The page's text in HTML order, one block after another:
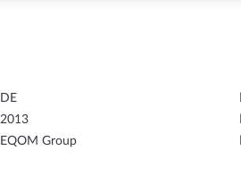
DE
2013
EQOM Group